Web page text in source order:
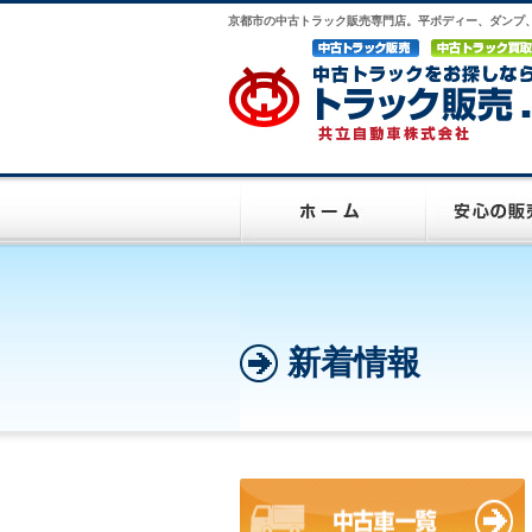
京都市の中古トラック販売専門店。平ボディー、ダンプ
新着情報